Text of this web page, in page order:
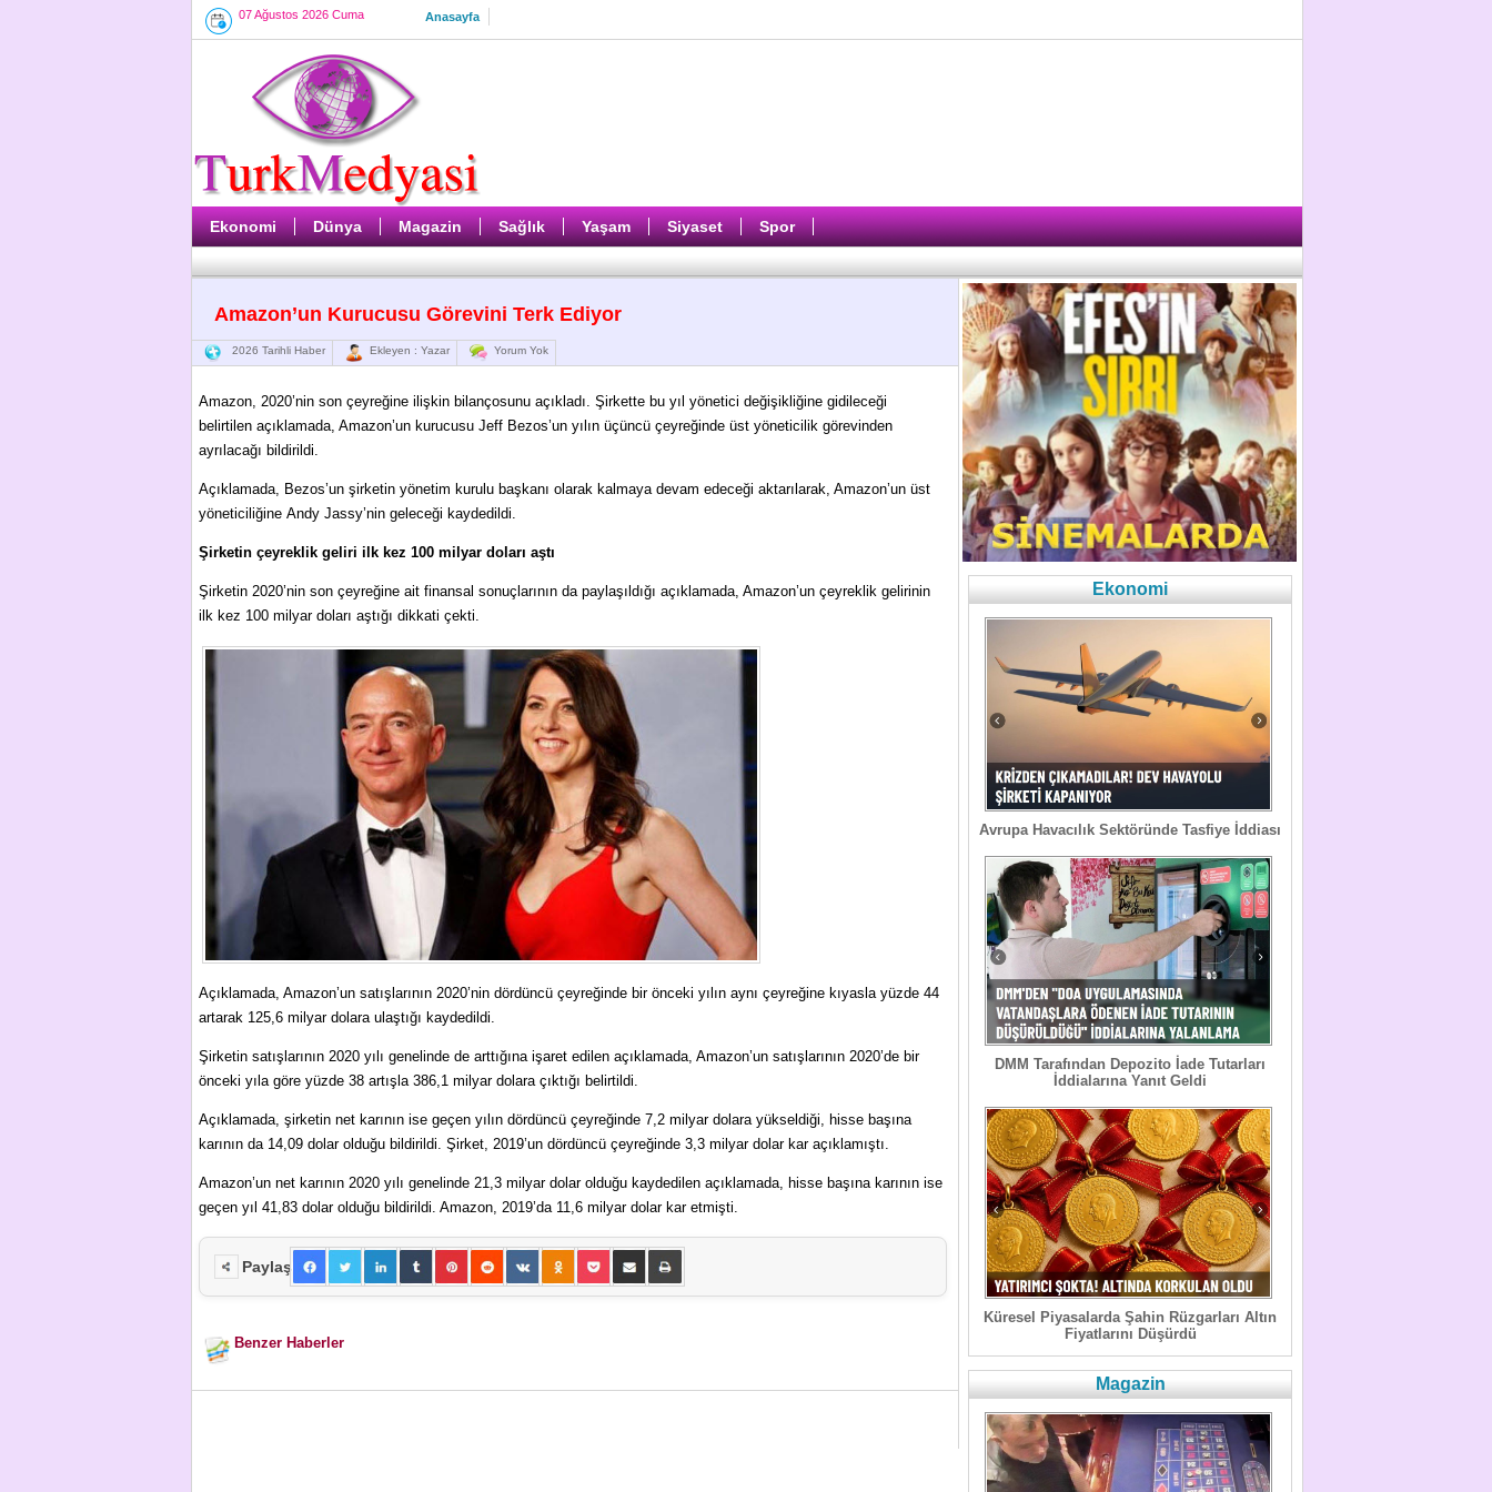
07 Ağustos 2026 Cuma Anasayfa
Ekonomi Dünya Magazin Sağlık Yaşam Siyaset Spor
Amazon’un Kurucusu Görevini Terk Ediyor
2026 Tarihli Haber Ekleyen : Yazar Yorum Yok
Amazon, 2020’nin son çeyreğine ilişkin bilançosunu açıkladı. Şirkette bu yıl yönetici değişikliğine gidileceği
belirtilen açıklamada, Amazon’un kurucusu Jeff Bezos’un yılın üçüncü çeyreğinde üst yöneticilik görevinden
ayrılacağı bildirildi.
Açıklamada, Bezos’un şirketin yönetim kurulu başkanı olarak kalmaya devam edeceği aktarılarak, Amazon’un üst
yöneticiliğine Andy Jassy’nin geleceği kaydedildi.
Şirketin çeyreklik geliri ilk kez 100 milyar doları aştı
Şirketin 2020’nin son çeyreğine ait finansal sonuçlarının da paylaşıldığı açıklamada, Amazon’un çeyreklik gelirinin
ilk kez 100 milyar doları aştığı dikkati çekti.
Açıklamada, Amazon’un satışlarının 2020’nin dördüncü çeyreğinde bir önceki yılın aynı çeyreğine kıyasla yüzde 44
artarak 125,6 milyar dolara ulaştığı kaydedildi.
Şirketin satışlarının 2020 yılı genelinde de arttığına işaret edilen açıklamada, Amazon’un satışlarının 2020’de bir
önceki yıla göre yüzde 38 artışla 386,1 milyar dolara çıktığı belirtildi.
Açıklamada, şirketin net karının ise geçen yılın dördüncü çeyreğinde 7,2 milyar dolara yükseldiği, hisse başına
karının da 14,09 dolar olduğu bildirildi. Şirket, 2019’un dördüncü çeyreğinde 3,3 milyar dolar kar açıklamıştı.
Amazon’un net karının 2020 yılı genelinde 21,3 milyar dolar olduğu kaydedilen açıklamada, hisse başına karının ise
geçen yıl 41,83 dolar olduğu bildirildi. Amazon, 2019’da 11,6 milyar dolar kar etmişti.
Paylaş
Benzer Haberler
Ekonomi
Avrupa Havacılık Sektöründe Tasfiye İddiası
DMM Tarafından Depozito İade Tutarları
İddialarına Yanıt Geldi
Küresel Piyasalarda Şahin Rüzgarları Altın
Fiyatlarını Düşürdü
Magazin